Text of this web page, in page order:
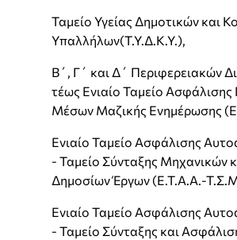
Ταμείο Υγείας Δημοτικών και
Υπαλλήλων(Τ.Υ.Δ.Κ.Υ.),
Β΄, Γ΄ και Δ΄ Περιφερειακών
τέως Ενιαίο Ταμείο
Μέσων Μαζικής Ενημέρωσης
Ενιαίο Ταμείο Ασφάλισης
- Ταμείο Σύνταξης Μηχανικών
Δημοσίων Έργων (Ε.Τ.Α.Α.-
Ενιαίο Ταμείο Ασφάλισης
- Ταμείο Σύνταξης και